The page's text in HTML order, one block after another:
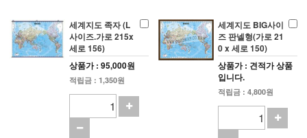
세계지도 족자 (L
사이즈.가로 215x
세로 156)
상품가 : 95,000원
적립금 : 1,350원
세계지도 BIG사이
즈 판넬형(가로 21
0 x 세로 150)
상품가 : 견적가 상품
입니다.
적립금 : 4,800원